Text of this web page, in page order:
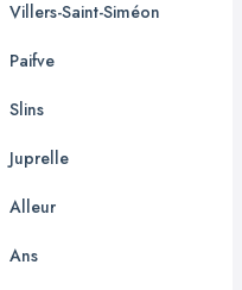
Villers-Saint-Siméon
Paifve
Slins
Juprelle
Alleur
Ans